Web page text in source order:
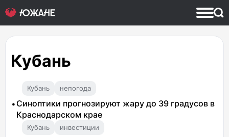
Кубань
Кубань непогода
Синоптики прогнозируют жару до 39 градусов в
Краснодарском крае
Кубань инвестиции